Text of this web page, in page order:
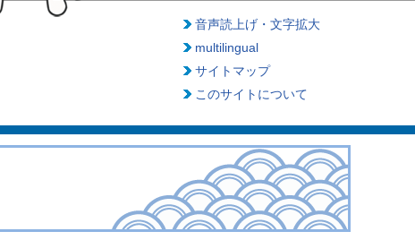
音声読上げ・文字拡大
multilingual
サイトマップ
このサイトについて